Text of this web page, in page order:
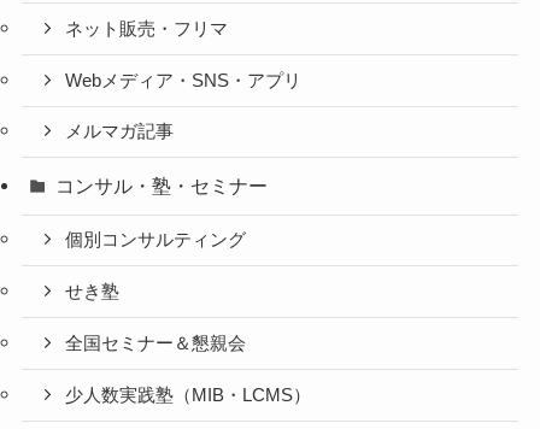
ネット販売・フリマ
Webメディア・SNS・アプリ
メルマガ記事
コンサル・塾・セミナー
個別コンサルティング
せき塾
全国セミナー＆懇親会
少人数実践塾（MIB・LCMS）